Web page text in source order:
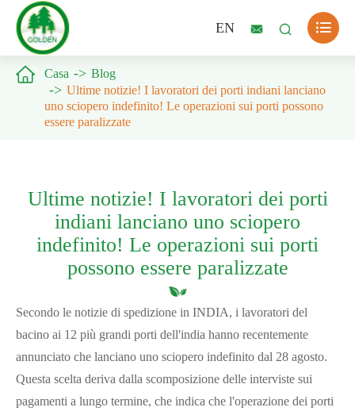
EN   
 Casa
Blog
Ultime notizie! I lavoratori dei porti indiani lanciano
uno sciopero indefinito! Le operazioni sui porti possono
essere paralizzate
Ultime notizie! I lavoratori dei porti
indiani lanciano uno sciopero
indefinito! Le operazioni sui porti
possono essere paralizzate
Secondo le notizie di spedizione in INDIA, i lavoratori del
bacino ai 12 più grandi porti dell'india hanno recentemente
annunciato che lanciano uno sciopero indefinito dal 28 agosto.
Questa scelta deriva dalla scomposizione delle interviste sui
pagamenti a lungo termine, che indica che l'operazione dei porti